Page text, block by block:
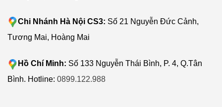
Chi Nhánh Hà Nội CS3: Số 21 Nguyễn Đức Cảnh,
Tương Mai, Hoàng Mai
Hồ Chí Minh: Số 133 Nguyễn Thái Bình, P. 4, Q.Tân
Bình. Hotline: 0899.122.988